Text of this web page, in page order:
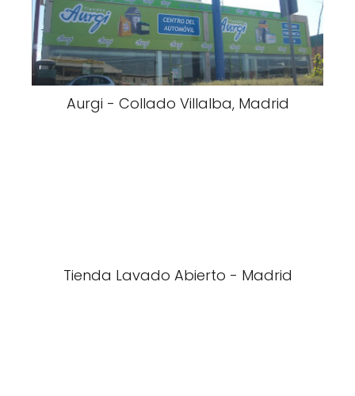
Aurgi - Collado Villalba, Madrid
Tienda Lavado Abierto - Madrid